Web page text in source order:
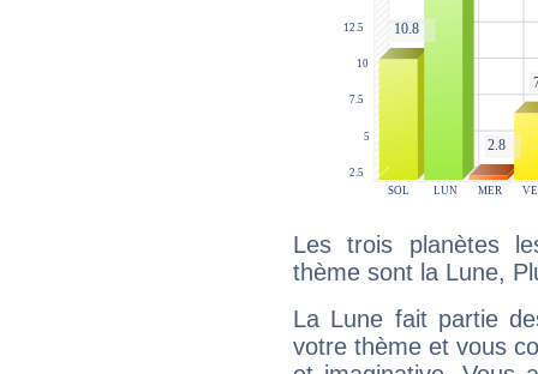
Les trois planètes
thème sont la Lune,
La Lune fait partie
votre thème et vous